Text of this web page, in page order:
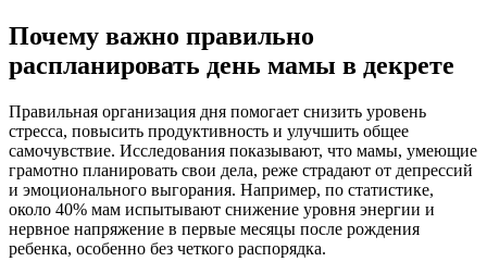
Почему важно правильно
распланировать день мамы в декрете
Правильная организация дня помогает снизить уровень
стресса, повысить продуктивность и улучшить общее
самочувствие. Исследования показывают, что мамы, умеющие
грамотно планировать свои дела, реже страдают от депрессий
и эмоционального выгорания. Например, по статистике,
около 40% мам испытывают снижение уровня энергии и
нервное напряжение в первые месяцы после рождения
ребенка, особенно без четкого распорядка.